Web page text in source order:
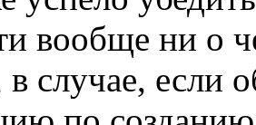
вообще ни о
в случае, если